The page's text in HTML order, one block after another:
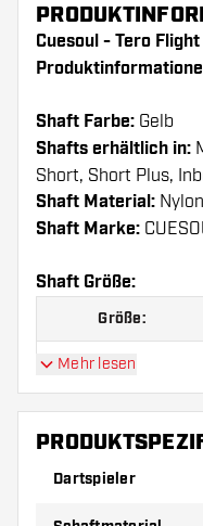
Cuesoul - Tero
Shaft Farbe: Gelb
Shafts erhältlich in:
Short, Short Plus,
Shaft Material: Nylon
Shaft Marke:
Shaft Größe:
Größe:
A
C
Mehr lesen
Dartspieler